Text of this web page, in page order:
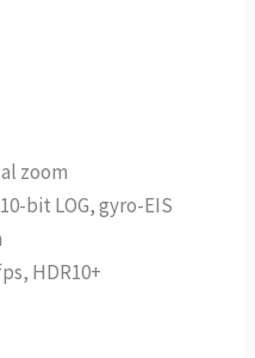
zoom
bit LOG, gyro-EIS
HDR10+